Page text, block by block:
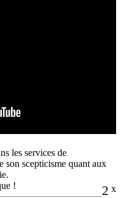
les services de
son scepticisme quant aux
2 x
!